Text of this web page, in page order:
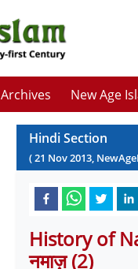
Archives New Age
Hindi Section
(21 Nov2013,
History of
नमाज़ (2)